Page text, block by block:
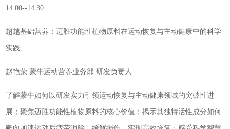
14:00--14:30
超越基础营养：迈胜功能性植物原料在运动恢复与主动健康中的科学
实践
赵艳荣 蒙牛运动营养业务部 研发负责人
了解蒙牛如何以研发实力引领运动恢复与主动健康领域的突破性进
展；聚焦迈胜功能性植物原料的核心价值；揭示其独特活性成分如何